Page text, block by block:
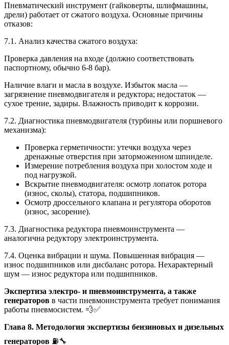
Пневматический инструмент (гайковерты, шлифмашины,
дрели) работает от сжатого воздуха. Основные причины
отказов:
7.1. Анализ качества сжатого воздуха:
Проверка давления на входе (должно соответствовать
паспортному, обычно 6-8 бар).
Наличие влаги и масла в воздухе. Избыток масла —
загрязнение пневмодвигателя и редуктора; недостаток —
сухое трение, задиры. Влажность приводит к коррозии.
7.2. Диагностика пневмодвигателя (турбины или поршневого
механизма):
Проверка герметичности: утечки воздуха через
дренажные отверстия при заторможенном шпинделе.
Измерение потребления воздуха при холостом ходе и
под нагрузкой.
Вскрытие пневмодвигателя: осмотр лопаток ротора
(износ, сколы), статора, подшипников.
Осмотр дроссельного клапана и регулятора оборотов
(износ, засорение).
7.3. Диагностика редуктора пневмоинструмента —
аналогична редуктору электроинструмента.
7.4. Оценка вибрации и шума. Повышенная вибрация —
износ подшипников или дисбаланс ротора. Нехарактерный
шум — износ редуктора или подшипников.
Экспертиза электро- и пневмоинструмента, а также
генераторов в части пневмоинструмента требует понимания
работы пневмосистем. 💨✅
Глава 8. Методология экспертизы бензиновых и дизельных
генераторов ⛽🔧